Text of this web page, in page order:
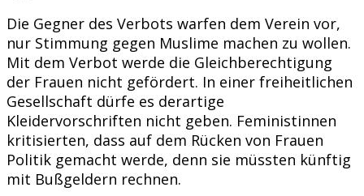
Die Gegner des Verbots warfen dem Verein vor,
nur Stimmung gegen Muslime machen zu wollen.
Mit dem Verbot werde die Gleichberechtigung
der Frauen nicht gefördert. In einer freiheitlichen
Gesellschaft dürfe es derartige
Kleidervorschriften nicht geben. Feministinnen
kritisierten, dass auf dem Rücken von Frauen
Politik gemacht werde, denn sie müssten künftig
mit Bußgeldern rechnen.